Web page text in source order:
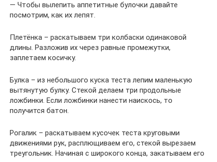
— Чтобы вылепить аппетитные булочки давайте
посмотрим, как их лепят.
Плетёнка – раскатываем три колбаски одинаковой
длины. Разложив их через равные промежутки,
заплетаем косичку.
Булка – из небольшого куска теста лепим маленькую
вытянутую булку. Стекой делаем три продольные
ложбинки. Если ложбинки нанести наискось, то
получится батон.
Рогалик – раскатываем кусочек теста круговыми
движениями рук, расплющиваем его, стекой вырезаем
треугольник. Начиная с широкого конца, закатываем его